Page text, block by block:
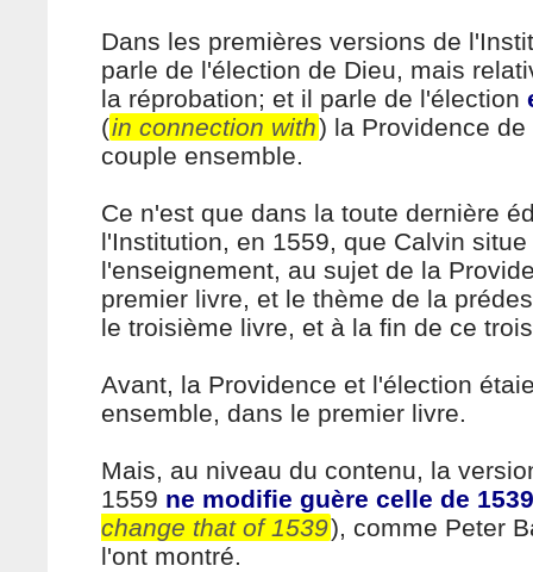
Dans les premières versions de
parle de l'élection de Dieu, mais
la réprobation; et il parle de l'élection
(in connection with) la Providence
couple ensemble.
Ce n'est que dans la toute dernière
l'Institution, en 1559, que Calvin situe
l'enseignement, au sujet de la
premier livre, et le thème de la
le troisième livre, et à la fin de ce
Avant, la Providence et l'élection
ensemble, dans le premier livre.
Mais, au niveau du contenu, la
1559 ne modifie guère celle de 1539
change that of 1539), comme Peter
l'ont montré.